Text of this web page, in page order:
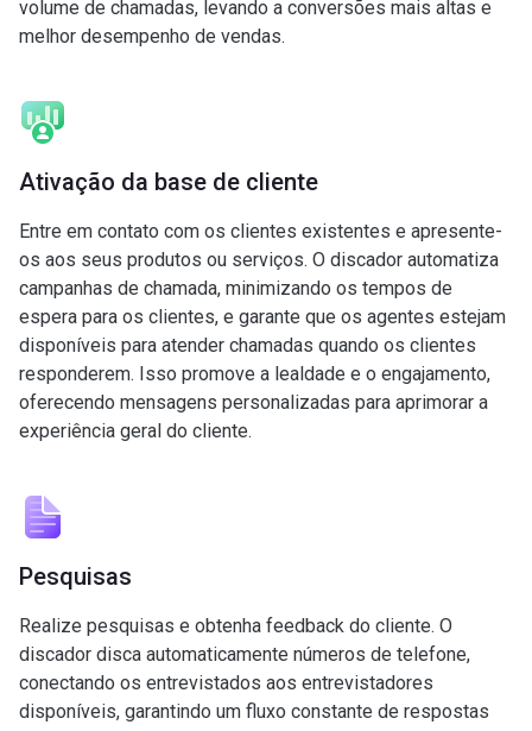
volume de chamadas, levando a conversões mais altas e
melhor desempenho de vendas.
Ativação da base de cliente
Entre em contato com os clientes existentes e apresente-
os aos seus produtos ou serviços. O discador automatiza
campanhas de chamada, minimizando os tempos de
espera para os clientes, e garante que os agentes estejam
disponíveis para atender chamadas quando os clientes
responderem. Isso promove a lealdade e o engajamento,
oferecendo mensagens personalizadas para aprimorar a
experiência geral do cliente.
Pesquisas
Realize pesquisas e obtenha feedback do cliente. O
discador disca automaticamente números de telefone,
conectando os entrevistados aos entrevistadores
disponíveis, garantindo um fluxo constante de respostas